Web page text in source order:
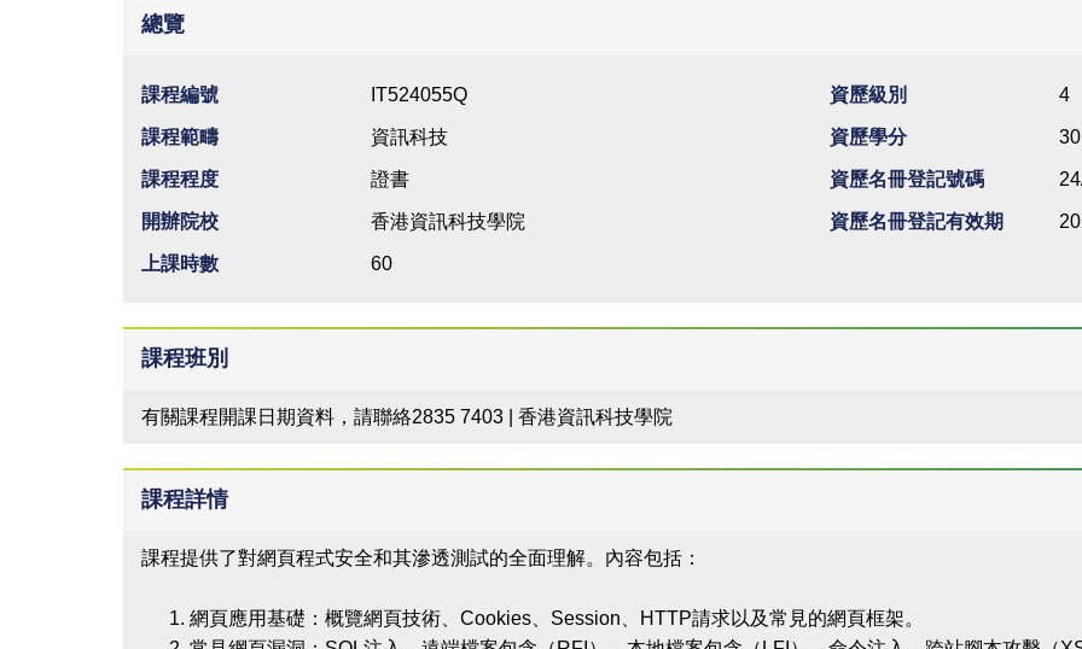
總覽
課程編號 IT524055Q
課程範疇 資訊科技
課程程度 證書
開辦院校 香港資訊科技學院
上課時數 60
資歷級別 4
資歷學分 30
資歷名冊登記號碼
資歷名冊登記有效期
課程班別
有關課程開課日期資料，請聯絡2835 7403 | 香港資訊科技學院
課程詳情
課程提供了對網頁程式安全和其滲透測試的全面理解。內容包括：
網頁應用基礎：概覽網頁技術、Cookies、Session、HTTP請求以及常見的網頁框架。